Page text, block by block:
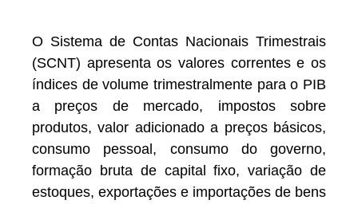
O Sistema de Contas Nacionais Trimestrais
(SCNT) apresenta os valores correntes e os
índices de volume trimestralmente para o PIB
a preços de mercado, impostos sobre
produtos, valor adicionado a preços básicos,
consumo pessoal, consumo do governo,
formação bruta de capital fixo, variação de
estoques, exportações e importações de bens